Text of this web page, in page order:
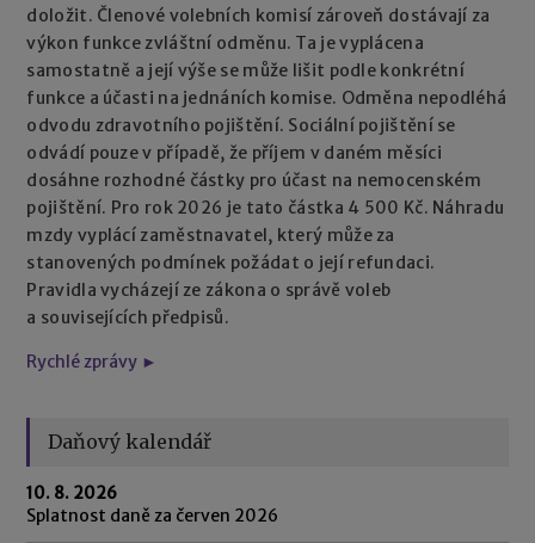
doložit. Členové volebních komisí zároveň dostávají za
výkon funkce zvláštní odměnu. Ta je vyplácena
samostatně a její výše se může lišit podle konkrétní
funkce a účasti na jednáních komise. Odměna nepodléhá
odvodu zdravotního pojištění. Sociální pojištění se
odvádí pouze v případě, že příjem v daném měsíci
dosáhne rozhodné částky pro účast na nemocenském
pojištění. Pro rok 2026 je tato částka 4 500 Kč. Náhradu
mzdy vyplácí zaměstnavatel, který může za
stanovených podmínek požádat o její refundaci.
Pravidla vycházejí ze zákona o správě voleb
a souvisejících předpisů.
Rychlé zprávy ►
Daňový kalendář
10. 8. 2026
Splatnost daně za červen 2026